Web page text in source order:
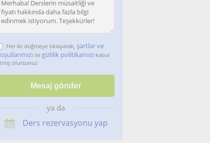
Her iki düğmeye tıklayarak, şartlar ve
ile gizlilik politikamızı kabul
olursunuz
ya da
Ders rezervasyonu yap